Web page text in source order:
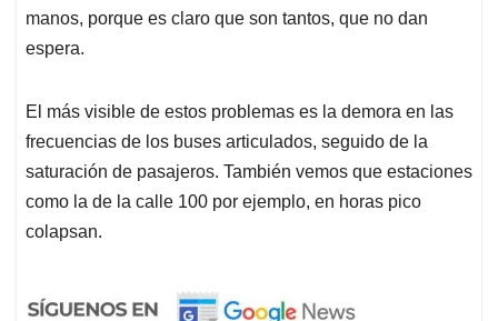
manos, porque es claro que son tantos, que no dan
espera.
El más visible de estos problemas es la demora en las
frecuencias de los buses articulados, seguido de la
saturación de pasajeros. También vemos que estaciones
como la de la calle 100 por ejemplo, en horas pico
colapsan.